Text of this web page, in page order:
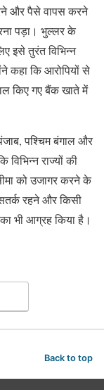
और पैसे वापस करने
पड़ा। भुल्लर के
इसे तुरंत विभिन्न
कहा कि आरोपियों से
किए गए बैंक खाते में
पश्चिम बंगाल और
विभिन्न राज्यों की
को उजागर करने के
रहने और किसी
भी आग्रह किया है।
Back to top